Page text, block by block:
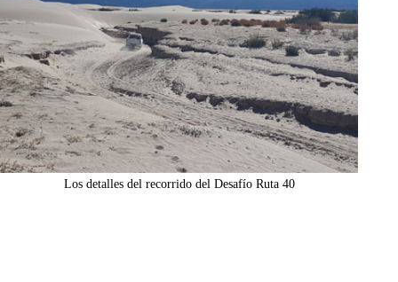
Los detalles del recorrido del Desafío Ruta 40